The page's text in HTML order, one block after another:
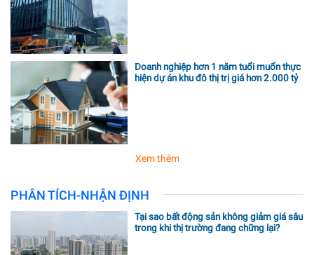
Doanh nghiệp hơn 1 năm tuổi muốn thực
hiện dự án khu đô thị trị giá hơn 2.000 tỷ
Xem thêm
PHÂN TÍCH-NHẬN ĐỊNH
Tại sao bất động sản không giảm giá sâu
trong khi thị trường đang chững lại?